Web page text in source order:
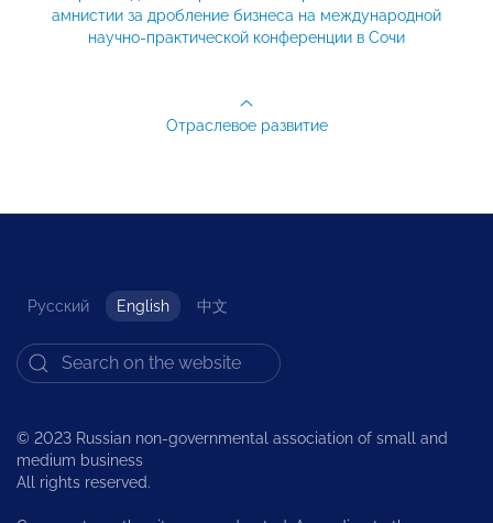
амнистии за дробление бизнеса на международной
научно-практической конференции в Сочи
Отраслевое развитие
Русский English 中文
© 2023 Russian non-governmental association of small and
medium business
All rights reserved.